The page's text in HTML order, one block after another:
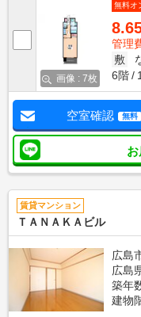
画像 : 7枚
無料オ
管理
敷
6階
空室確認 無料
賃貸マンション
ＴＡＮＡＫＡビル
広島
広島
築年
建物